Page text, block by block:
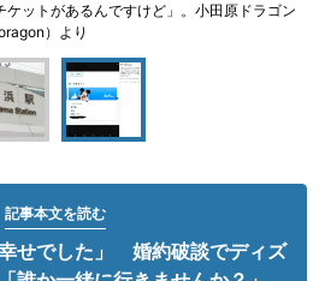
ケットがあるんですけど」。小田原ドラゴン
）より
記事本文を読む
せでした」 婚約破談でディズ